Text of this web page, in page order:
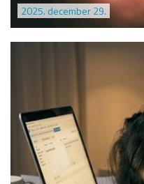
2025. december 29.